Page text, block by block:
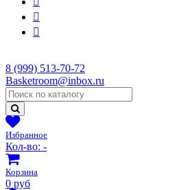
8 (999) 513-70-72
Basketroom@inbox.ru
Избранное
Кол-во: -
Корзина
0 руб